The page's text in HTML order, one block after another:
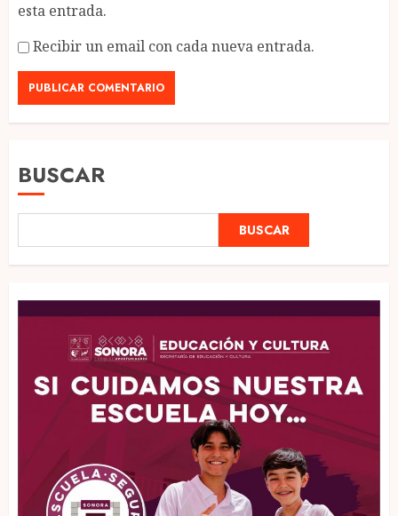
esta entrada.
Recibir un email con cada nueva entrada.
BUSCAR
BUSCAR